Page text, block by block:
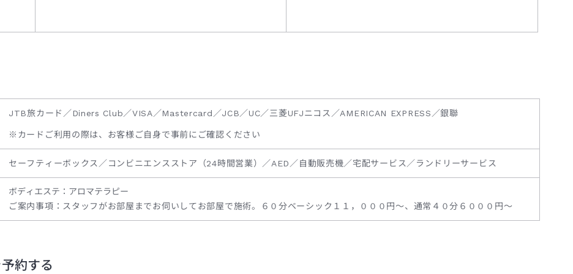
JTB旅カード／Diners Club／VISA／Mastercard／JCB／UC／三菱UFJニコス／AMERICAN EXPRESS／銀聯
※カードご利用の際は、お客様ご自身で事前にご確認ください
セーフティーボックス／コンビニエンスストア（24時間営業）／AED／自動販売機／宅配サービス／ランドリーサービス
ボディエステ：アロマテラピー
ご案内事項：スタッフがお部屋までお伺いしてお部屋で施術。６０分ベーシック１１，０００円～、通常４０分６０００円～
約する